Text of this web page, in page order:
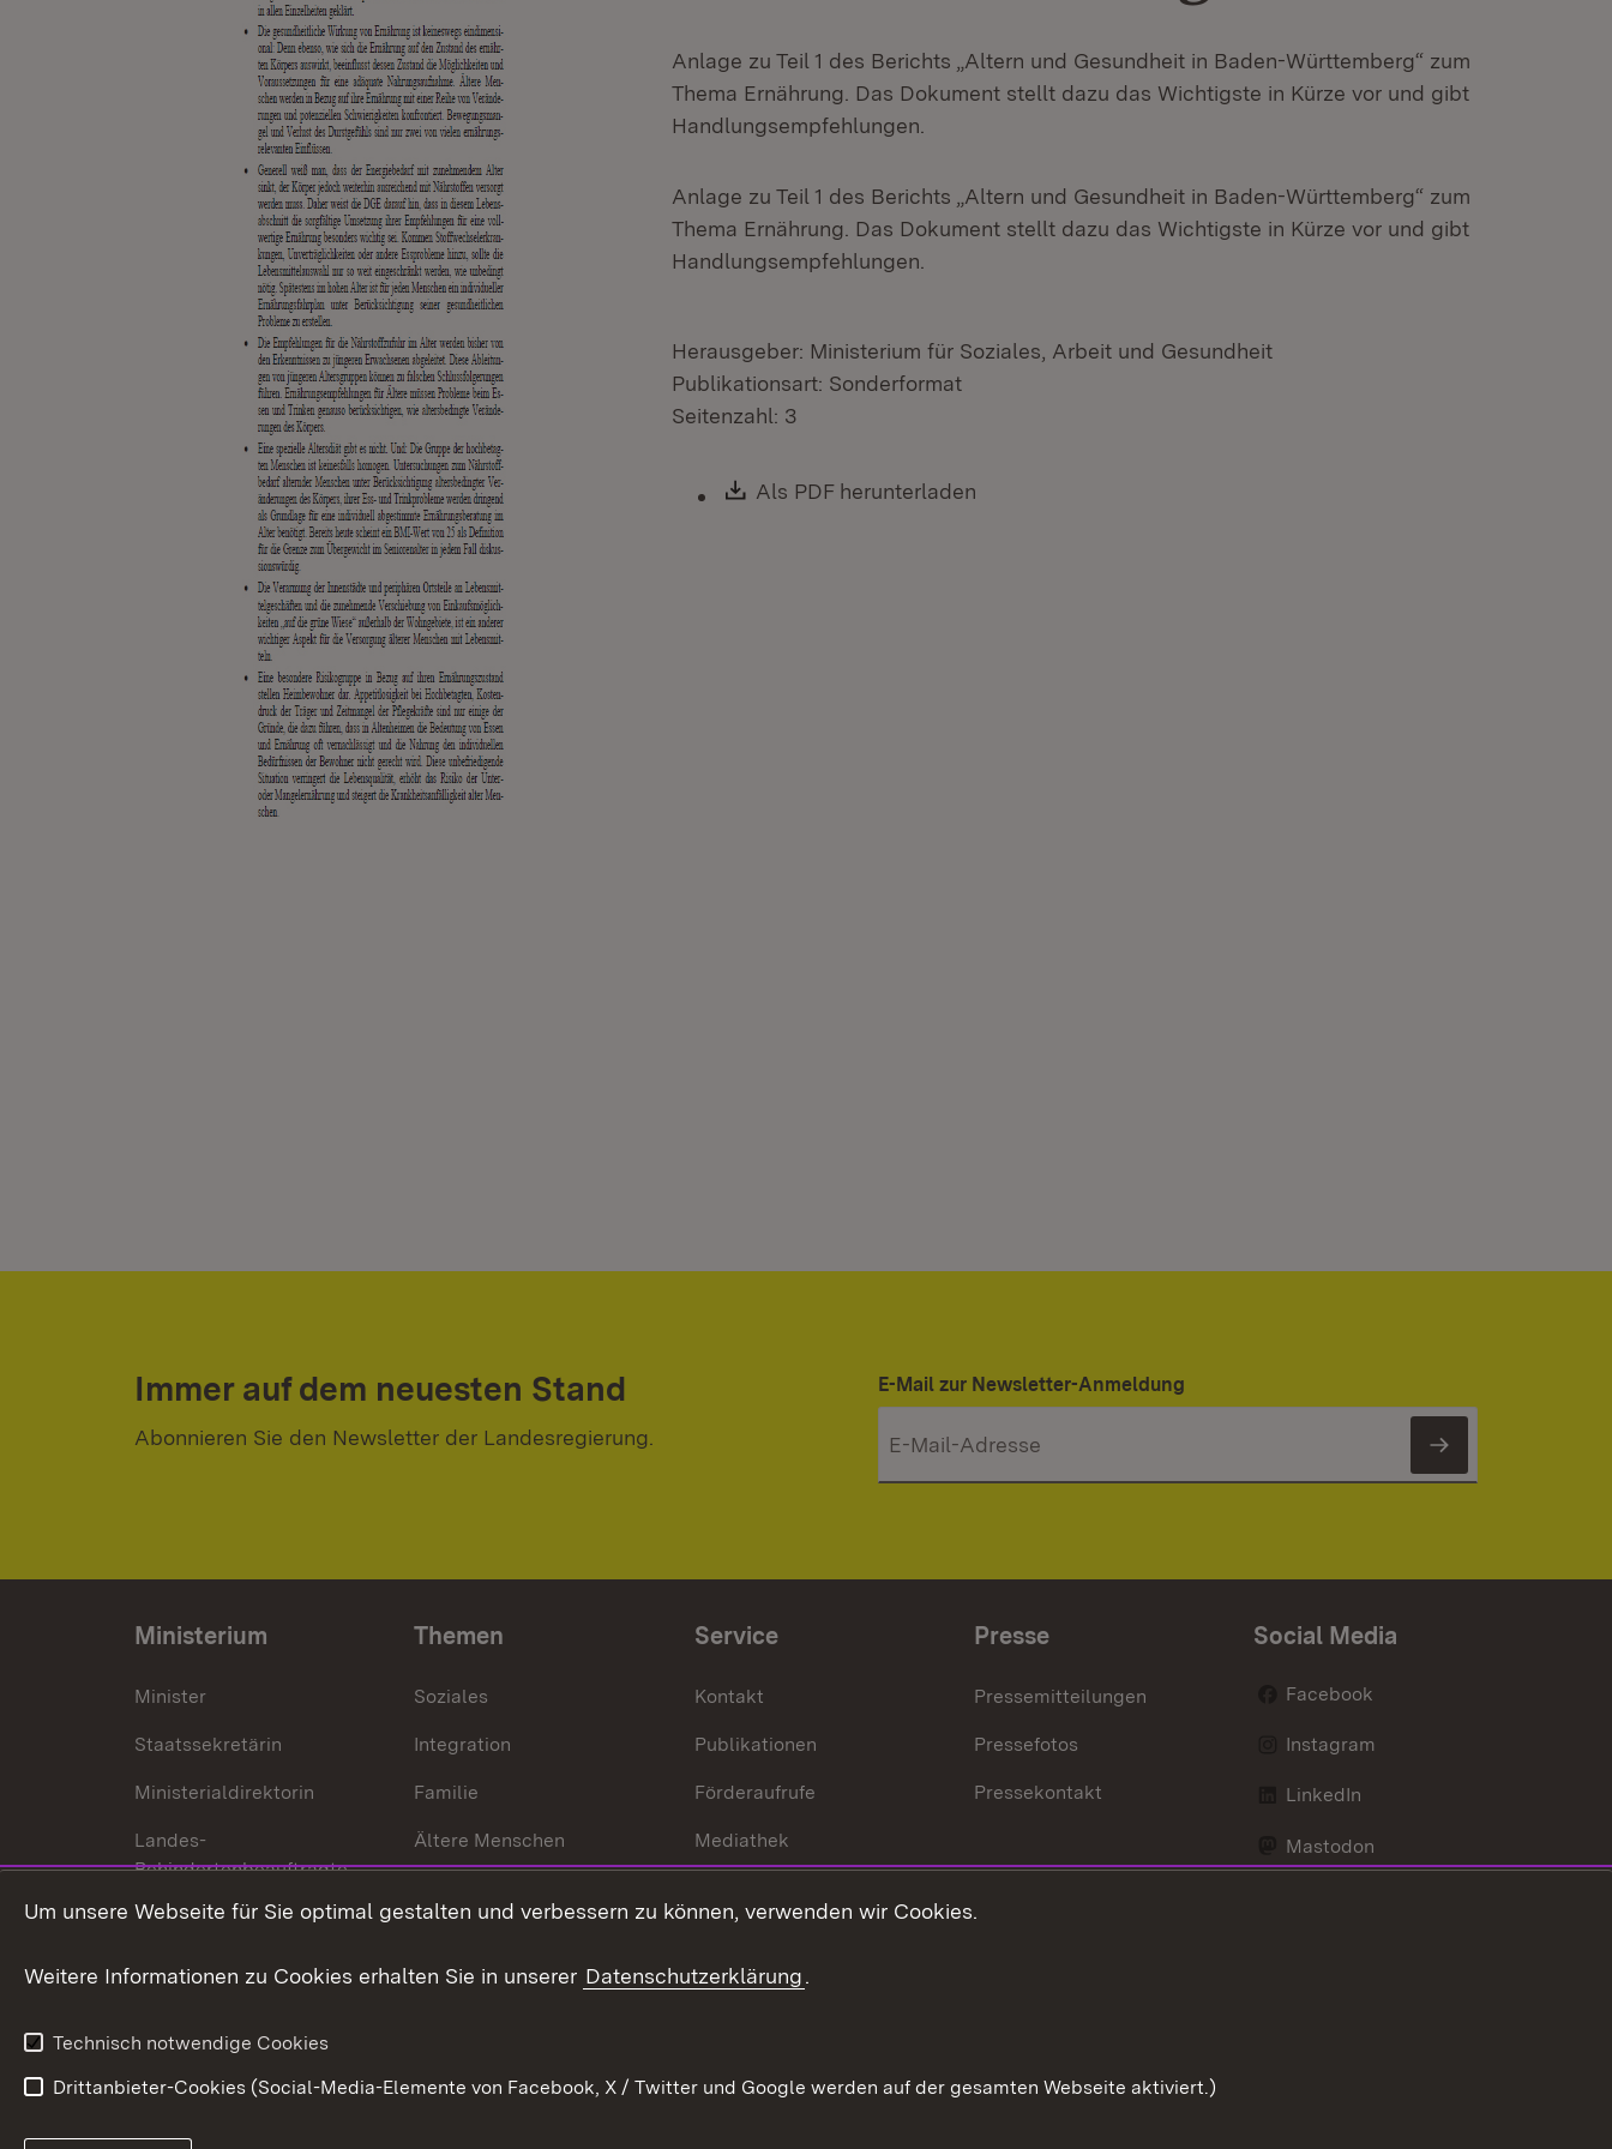
Anlage zu Teil 1 des Berichts „Altern und Gesundheit in Baden-Württemberg“ zum
Thema Ernährung. Das Dokument stellt dazu das Wichtigste in Kürze vor und gibt
Handlungsempfehlungen.
Anlage zu Teil 1 des Berichts „Altern und Gesundheit in Baden-Württemberg“ zum
Thema Ernährung. Das Dokument stellt dazu das Wichtigste in Kürze vor und gibt
Handlungsempfehlungen.
Herausgeber: Ministerium für Soziales, Arbeit und Gesundheit
Publikationsart: Sonderformat
Seitenzahl: 3
Download:
Als PDF herunterladen
Immer auf dem neuesten Stand
Abonnieren Sie den Newsletter der Landesregierung.
E-Mail zur Newsletter-Anmeldung
Newsletter
Ministerium
Minister
Staatssekretärin
Ministerialdirektorin
Landes-
Behindertenbeauftragte
Bürgerreferent
Karriere
Themen
Soziales
Integration
Familie
Ältere Menschen
Behinderungen
Bürgerengagement
Service
Kontakt
Publikationen
Förderaufrufe
Mediathek
Presse
Pressemitteilungen
Pressefotos
Pressekontakt
Social Media
Facebook
Instagram
LinkedIn
Mastodon
Um unsere Webseite für Sie optimal gestalten und verbessern zu können, verwenden wir Cookies.
Weitere Informationen zu Cookies erhalten Sie in unserer Datenschutzerklärung.
Technisch notwendige Cookies
Drittanbieter-Cookies (Social-Media-Elemente von Facebook, X / Twitter und Google werden auf der gesamten Webseite aktiviert.)